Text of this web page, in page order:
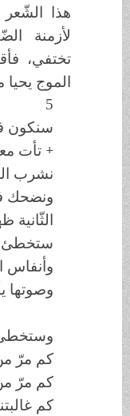
هذا الشّعر
لأزمنة
تختفي،
الموج يحيا
سنكون
+ تأت
نشرب
ونضحك
الثّانية
ستخطئ
وأنفاس
وصوتها
في
كم مرّ من
كم مرّ
كم